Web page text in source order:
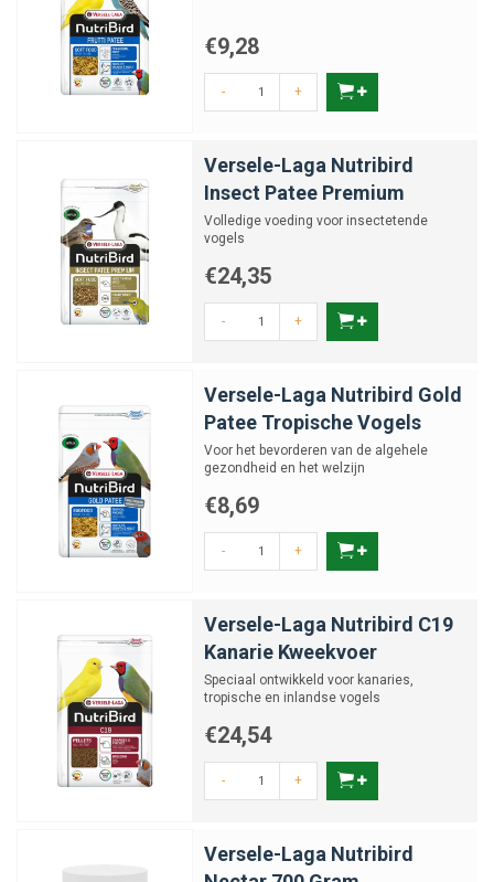
€9,28
- +
Versele-Laga Nutribird
Insect Patee Premium
Volledige voeding voor insectetende
vogels
€24,35
- +
Versele-Laga Nutribird Gold
Patee Tropische Vogels
Voor het bevorderen van de algehele
gezondheid en het welzijn
€8,69
- +
Versele-Laga Nutribird C19
Kanarie Kweekvoer
Speciaal ontwikkeld voor kanaries,
tropische en inlandse vogels
€24,54
- +
Versele-Laga Nutribird